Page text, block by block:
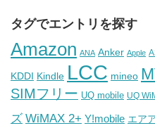
タグでエントリを探す
Amazon ANA Anker Apple
KDDI Kindle LCC mineo
SIMフリー UQ mobile UQ
ズ WiMAX 2+ Y!mobile エア